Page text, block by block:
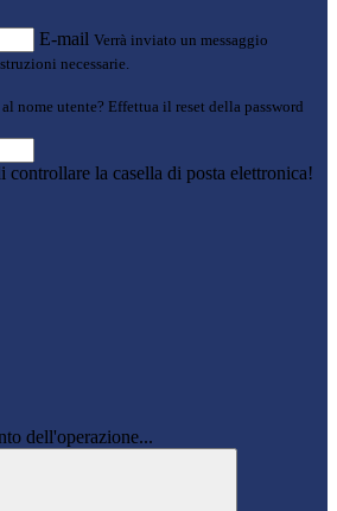
E-mail Verrà inviato un messaggio
necessarie.
nome utente? Effettua il reset della password
controllare la casella di posta elettronica!
dell'operazione...